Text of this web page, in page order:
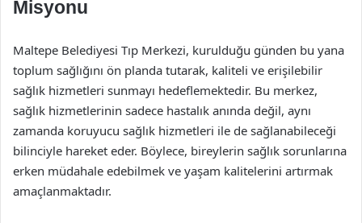
Misyonu
Maltepe Belediyesi Tıp Merkezi, kurulduğu günden bu yana
toplum sağlığını ön planda tutarak, kaliteli ve erişilebilir
sağlık hizmetleri sunmayı hedeflemektedir. Bu merkez,
sağlık hizmetlerinin sadece hastalık anında değil, aynı
zamanda koruyucu sağlık hizmetleri ile de sağlanabileceği
bilinciyle hareket eder. Böylece, bireylerin sağlık sorunlarına
erken müdahale edebilmek ve yaşam kalitelerini artırmak
amaçlanmaktadır.